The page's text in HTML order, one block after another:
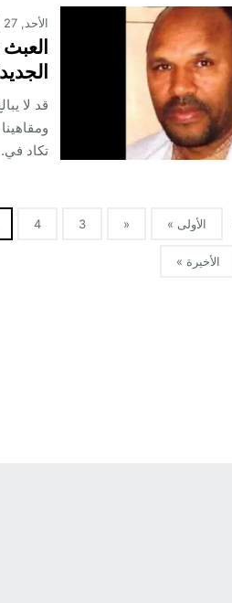
الأحد, 27 أغسطس 2017
قد لا
تكاد
الأولى » «
3
4
الأخيرة »